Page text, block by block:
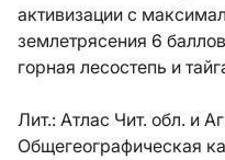
активизации с
землетрясения 6
горная лесостепь и
Лит.: Атлас Чит. обл. и
Общегеографическая